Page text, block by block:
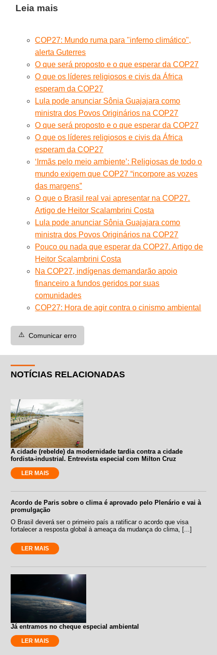
Leia mais
COP27: Mundo ruma para "inferno climático",
alerta Guterres
O que será proposto e o que esperar da COP27
O que os líderes religiosos e civis da África
esperam da COP27
Lula pode anunciar Sônia Guajajara como
ministra dos Povos Originários na COP27
O que será proposto e o que esperar da COP27
O que os líderes religiosos e civis da África
esperam da COP27
‘Irmãs pelo meio ambiente’: Religiosas de todo o
mundo exigem que COP27 “incorpore as vozes
das margens”
O que o Brasil real vai apresentar na COP27.
Artigo de Heitor Scalambrini Costa
Lula pode anunciar Sônia Guajajara como
ministra dos Povos Originários na COP27
Pouco ou nada que esperar da COP27. Artigo de
Heitor Scalambrini Costa
Na COP27, indígenas demandarão apoio
financeiro a fundos geridos por suas
comunidades
COP27: Hora de agir contra o cinismo ambiental
⚠️ Comunicar erro
NOTÍCIAS RELACIONADAS
A cidade (rebelde) da modernidade tardia contra a cidade
fordista-industrial. Entrevista especial com Milton Cruz
LER MAIS
Acordo de Paris sobre o clima é aprovado pelo Plenário e vai à
promulgação
O Brasil deverá ser o primeiro país a ratificar o acordo que visa
fortalecer a resposta global à ameaça da mudança do clima, [...]
LER MAIS
Já entramos no cheque especial ambiental
LER MAIS